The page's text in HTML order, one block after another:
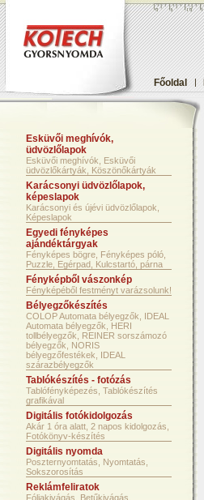
Főoldal |
Esküvői meghívók,
üdvözlőlapok
Esküvői meghívók, Esküvői
üdvözlőkártyák, Köszönőkártyák
Karácsonyi üdvözlőlapok,
képeslapok
Karácsonyi és újévi üdvözlőlapok,
Képeslapok
Egyedi fényképes
ajándéktárgyak
Fényképes bögre, Fényképes póló,
Puzzle, Egérpad, Kulcstartó, párna
Fényképből vászonkép
Fényképéből festményt varázsolunk!
Bélyegzőkészítés
COLOP Automata bélyegzők, IDEAL
Automata bélyegzők, HERI
tollbélyegzők, REINER sorszámozó
bélyegzők, NORIS
bélyegzőfestékek, IDEAL
szárazbélyegzők
Tablókészítés - fotózás
Tablófényképezés, Tablókészítés
grafikával
Digitális fotókidolgozás
Akár 1 óra alatt, 2 napos kidolgozás,
Fotókönyv-készítés
Digitális nyomda
Poszternyomtatás, Nyomtatás,
Sokszorosítás
Reklámfeliratok
Fóliakivágás, Betűkivágás,